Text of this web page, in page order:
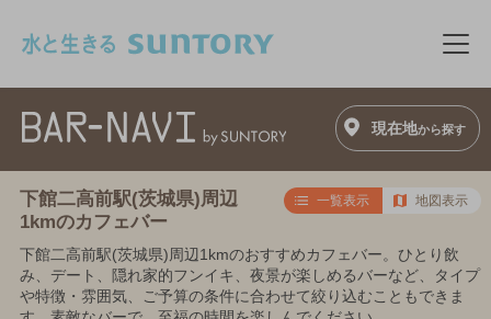
メ
現在地から探す
下館二高前駅(茨城県)周辺
1kmのカフェバー
一覧表示 地図表示
下館二高前駅(茨城県)周辺1kmのおすすめカフェバー。ひとり飲
み、デート、隠れ家的フンイキ、夜景が楽しめるバーなど、タイプ
や特徴・雰囲気、ご予算の条件に合わせて絞り込むこともできま